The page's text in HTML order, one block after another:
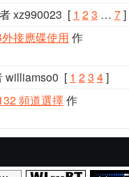
xz990023 [ 1 23 … 7]
接應碟使用 作
williamso0 [ 1 23 4]
頻道選擇作